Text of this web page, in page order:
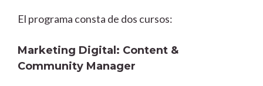
El programa consta de dos cursos:
Marketing Digital: Content &
Community Manager